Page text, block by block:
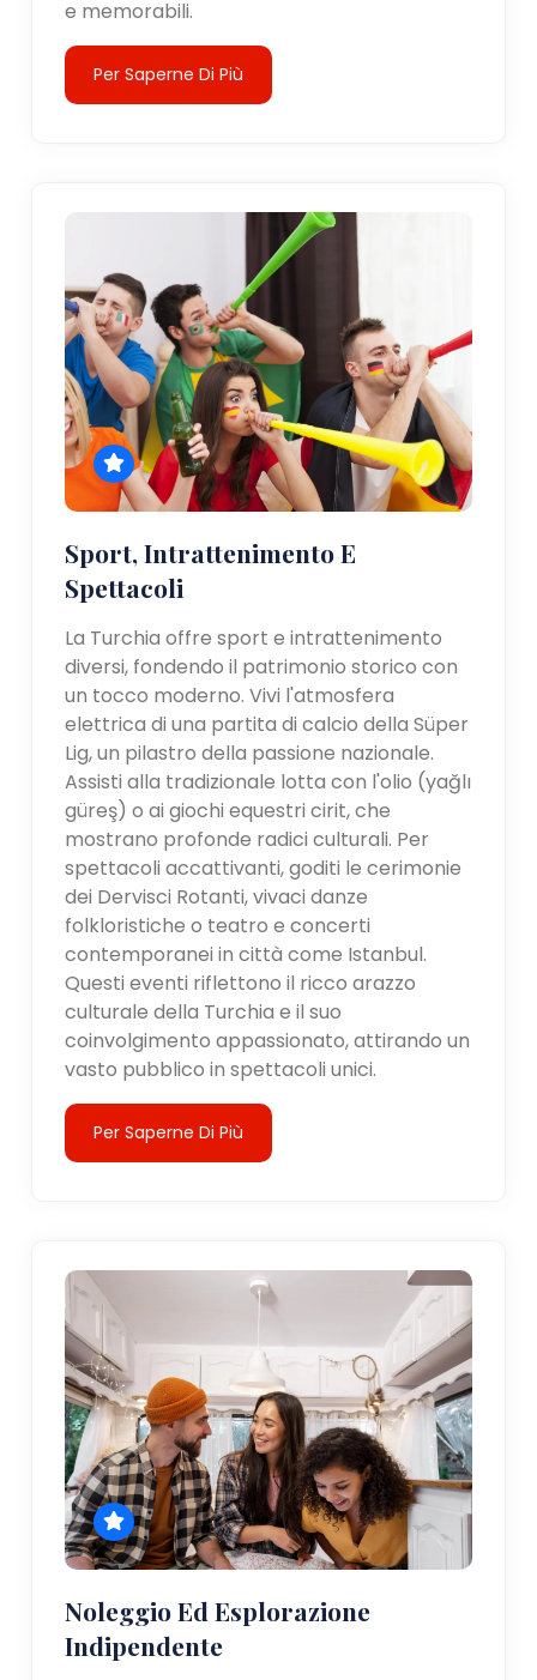
e memorabili.
Per Saperne Di Più
Sport, Intrattenimento E
Spettacoli
La Turchia offre sport e intrattenimento
diversi, fondendo il patrimonio storico con
un tocco moderno. Vivi l'atmosfera
elettrica di una partita di calcio della Süper
Lig, un pilastro della passione nazionale.
Assisti alla tradizionale lotta con l'olio (yağlı
güreş) o ai giochi equestri cirit, che
mostrano profonde radici culturali. Per
spettacoli accattivanti, goditi le cerimonie
dei Dervisci Rotanti, vivaci danze
folkloristiche o teatro e concerti
contemporanei in città come Istanbul.
Questi eventi riflettono il ricco arazzo
culturale della Turchia e il suo
coinvolgimento appassionato, attirando un
vasto pubblico in spettacoli unici.
Per Saperne Di Più
Noleggio Ed Esplorazione
Indipendente